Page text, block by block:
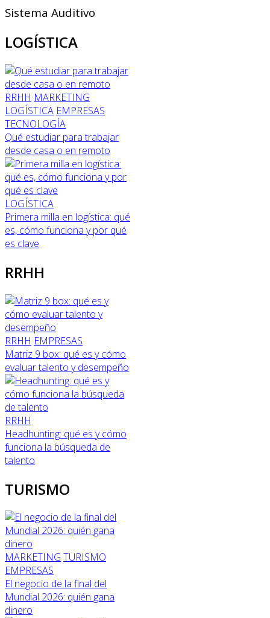
Sistema Auditivo
LOGÍSTICA
RRHH MARKETING
LOGÍSTICA EMPRESAS
TECNOLOGÍA
Qué estudiar para trabajar
desde casa o en remoto
LOGÍSTICA
Primera milla en logística: qué
es, cómo funciona y por qué
es clave
RRHH
RRHH EMPRESAS
Matriz 9 box: qué es y cómo
evaluar talento y desempeño
RRHH
Headhunting: qué es y cómo
funciona la búsqueda de
talento
TURISMO
MARKETING TURISMO
EMPRESAS
El negocio de la final del
Mundial 2026: quién gana
dinero